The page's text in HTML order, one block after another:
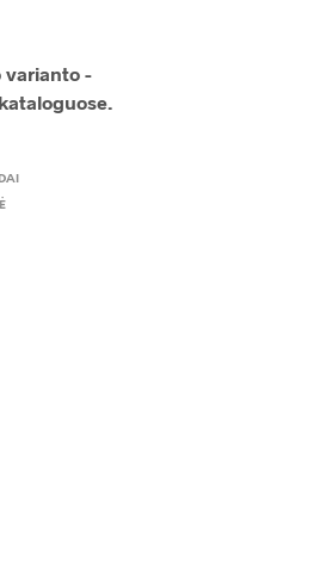
varianto -